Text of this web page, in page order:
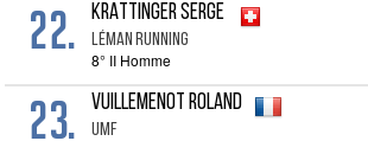
22. KRATTINGER Serge
LÉMAN RUNNING
8° II Homme
23. VUILLEMENOT Roland
UMF